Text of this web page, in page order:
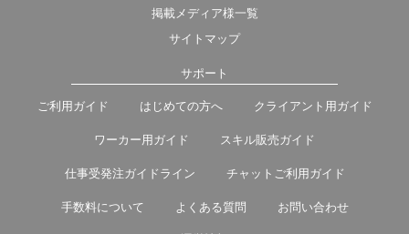
掲載メディア様一覧
サイトマップ
サポート
ご利用ガイド はじめての方へ クライアント用ガイド
ワーカー用ガイド スキル販売ガイド
仕事受発注ガイドライン チャットご利用ガイド
手数料について よくある質問 お問い合わせ